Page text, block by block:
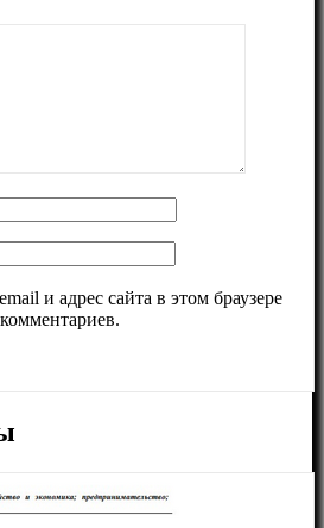
и адрес сайта в этом браузере